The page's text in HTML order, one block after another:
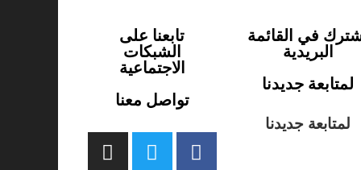
في القائمة
البريدية
لمتابعة جديدنا
لمتابعة جديدنا
تابعنا على
الشبكات
الاجتماعية
تواصل معنا